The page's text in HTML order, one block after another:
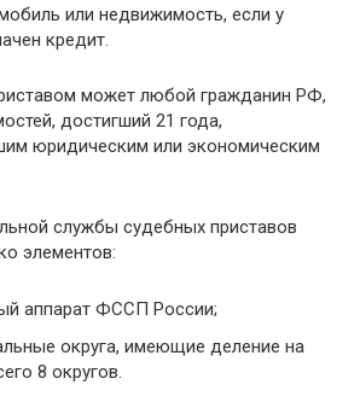
или недвижимость, если у
кредит.
может любой гражданин РФ,
достигший 21 года,
юридическим или экономическим
службы судебных приставов
элементов:
аппарат ФССП России;
округа, имеющие деление на
8 округов.